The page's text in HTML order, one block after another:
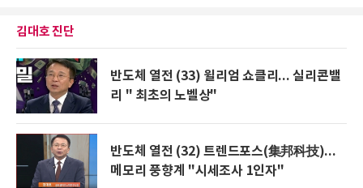
김대호 진단
반도체 열전 (33) 윌리엄 쇼클리... 실리콘밸
리 " 최초의 노벨상"
반도체 열전 (32) 트렌드포스(集邦科技)...
메모리 풍향계 "시세조사 1인자"